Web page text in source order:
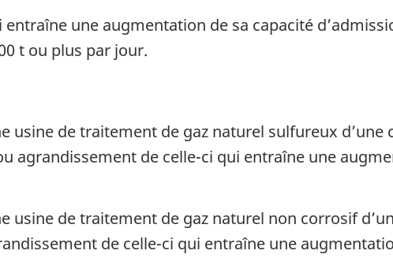
une augmentation de sa capacité
t ou plus par jour.
usine de traitement de gaz naturel sulfureux d’une
agrandissement de celle-ci qui entraîne une
usine de traitement de gaz naturel non corrosif
de celle-ci qui entraîne une